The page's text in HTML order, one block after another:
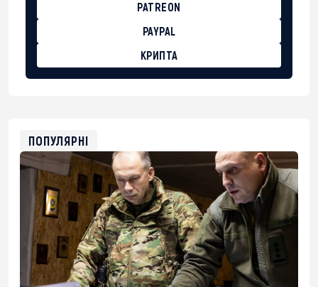
PATREON
PAYPAL
КРИПТА
ПОПУЛЯРНІ